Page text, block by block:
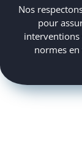
Nos
pour
interventions
normes